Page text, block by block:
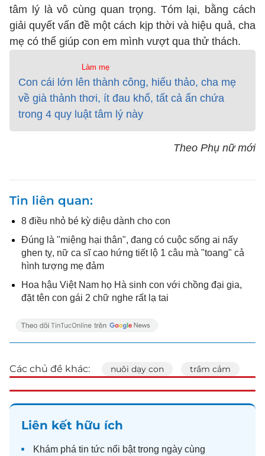
tâm lý là vô cùng quan trọng. Tóm lại, bằng cách
giải quyết vấn đề một cách kịp thời và hiệu quả, cha
mẹ có thể giúp con em mình vượt qua thử thách.
Làm mẹ
Con cái lớn lên thành công, hiếu thảo, cha mẹ
về già thảnh thơi, ít đau khổ, tất cả ẩn chứa
trong 4 quy luật tâm lý này
Theo Phụ nữ mới
Tin liên quan
8 điều nhỏ bé kỳ diệu dành cho con
Đúng là "miệng hại thân", đang có cuộc sống ai nấy
ghen tỵ, nữ ca sĩ cao hứng tiết lộ 1 câu mà "toang" cả
hình tượng mẹ đảm
Hoa hậu Việt Nam họ Hà sinh con với chồng đại gia,
đặt tên con gái 2 chữ nghe rất lạ tai
Các chủ đề khác: nuôi dạy con trầm cảm
Liên kết hữu ích
Khám phá tin tức nổi bật trong ngày cùng